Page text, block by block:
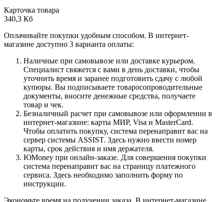
Карточка товара
340,3 Кб
Оплачивайте покупки удобным способом. В интернет-
магазине доступно 3 варианта оплаты:
Наличные при самовывозе или доставке курьером.
Специалист свяжется с вами в день доставки, чтобы
уточнить время и заранее подготовить сдачу с любой
купюры. Вы подписываете товаросопроводительные
документы, вносите денежные средства, получаете
товар и чек.
Безналичный расчет при самовывозе или оформлении в
интернет-магазине: карты МИР, Visa и MasterCard.
Чтобы оплатить покупку, система перенаправит вас на
сервер системы ASSIST. Здесь нужно ввести номер
карты, срок действия и имя держателя.
ЮMoney при онлайн-заказе. Для совершения покупки
система перенаправит вас на страницу платежного
сервиса. Здесь необходимо заполнить форму по
инструкции.
Экономьте время на получении заказа. В интернет-магазине